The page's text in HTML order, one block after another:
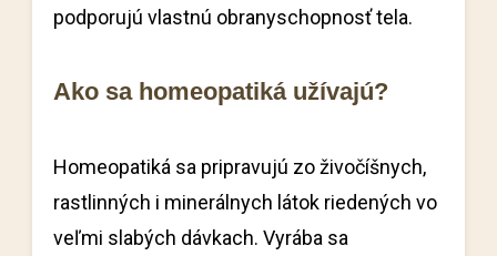
podporujú vlastnú obranyschopnosť tela.
Ako sa homeopatiká užívajú?
Homeopatiká sa pripravujú zo živočíšnych,
rastlinných i minerálnych látok riedených vo
veľmi slabých dávkach. Vyrába sa